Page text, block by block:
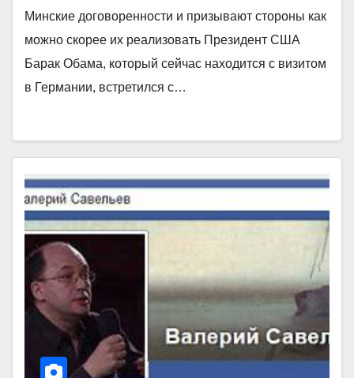
Минские договоренности и призывают стороны как
можно скорее их реализовать Президент США
Барак Обама, который сейчас находится с визитом
в Германии, встретился с…